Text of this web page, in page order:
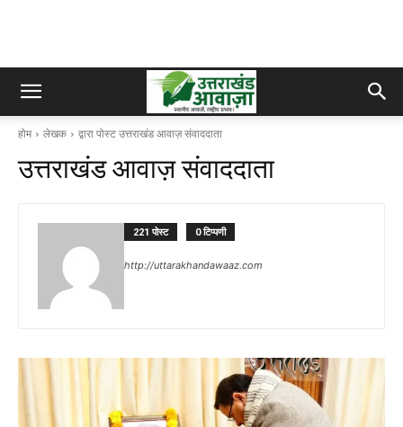
होम लेखक द्वारा पोस्ट उत्तराखंड आवाज़ संवाददाता
उत्तराखंड आवाज़ संवाददाता
221 पोस्ट 0 टिप्पणी
http://uttarakhandawaaz.com